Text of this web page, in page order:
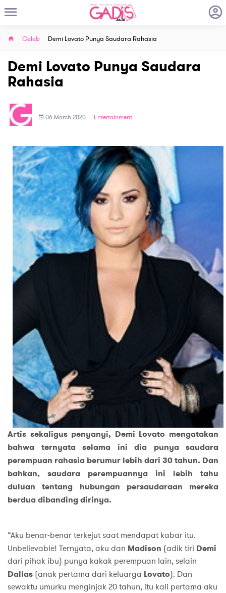
Celeb Demi Lovato Punya Saudara Rahasia
Demi Lovato Punya Saudara
Rahasia
06 March 2020 Entertainment
Artis sekaligus penyanyi, Demi Lovato mengatakan
bahwa ternyata selama ini dia punya saudara
perempuan rahasia berumur lebih dari 30 tahun. Dan
bahkan, saudara perempuannya ini lebih tahu
duluan tentang hubungan persaudaraan mereka
berdua dibanding dirinya.
“Aku benar-benar terkejut saat mendapat kabar itu.
Unbelievable! Ternyata, aku dan Madison (adik tiri Demi
dari pihak ibu) punya kakak perempuan lain, selain
Dallas (anak pertama dari keluarga Lovato). Dan
sewaktu umurku menginjak 20 tahun, itu kali pertama aku